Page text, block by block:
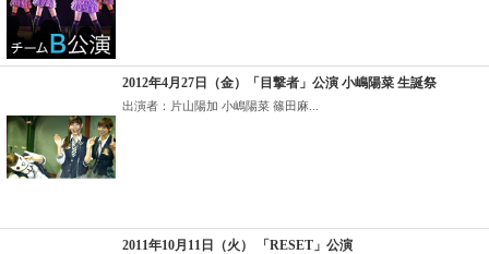
2012年4月27日（金）「目撃者」公演 小嶋陽菜 生誕祭
出演者：片山陽加 小嶋陽菜 篠田麻...
2011年10月11日（火） 「RESET」公演